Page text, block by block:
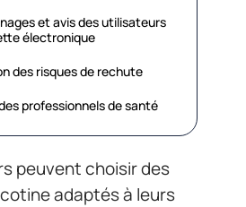
et avis des utilisateurs
électronique
des risques de rechute
professionnels de santé
peuvent choisir des
adaptés à leurs